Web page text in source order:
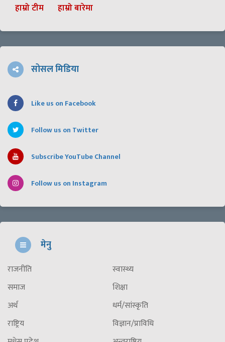
हाम्रो टीम हाम्रो बारेमा
सोसल मिडिया
Like us on Facebook
Follow us on Twitter
Subscribe YouTube Channel
Follow us on Instagram
मेनु
राजनीति
समाज
अर्थ
राष्ट्रिय
स्वास्थ्य
शिक्षा
धर्म/सांस्कृति
विज्ञान/प्राविधि